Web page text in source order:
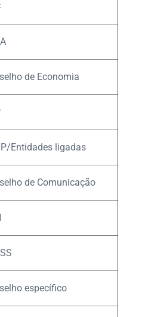
de Economia
Entidades ligadas
de Comunicação
específico